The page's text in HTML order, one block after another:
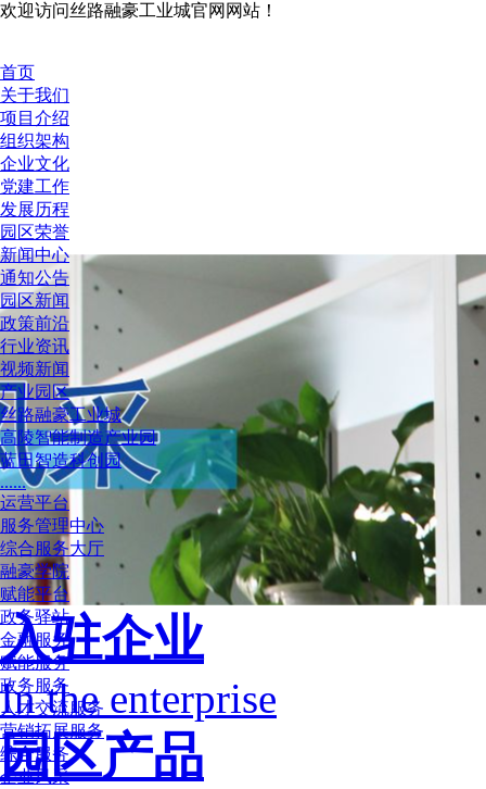
欢迎访问丝路融豪工业城官网网站！
首页
关于我们
项目介绍
组织架构
企业文化
党建工作
发展历程
园区荣誉
新闻中心
通知公告
园区新闻
政策前沿
行业资讯
视频新闻
产业园区
丝路融豪工业城
高陵智能制造产业园
蓝田智造科创园
......
运营平台
服务管理中心
综合服务大厅
融豪学院
赋能平台
政务驿站
金融服务
赋能服务
政务服务
人才交流服务
营销拓展服务
综合服务
企业风采
入驻企业
In the enterprise
园区产品